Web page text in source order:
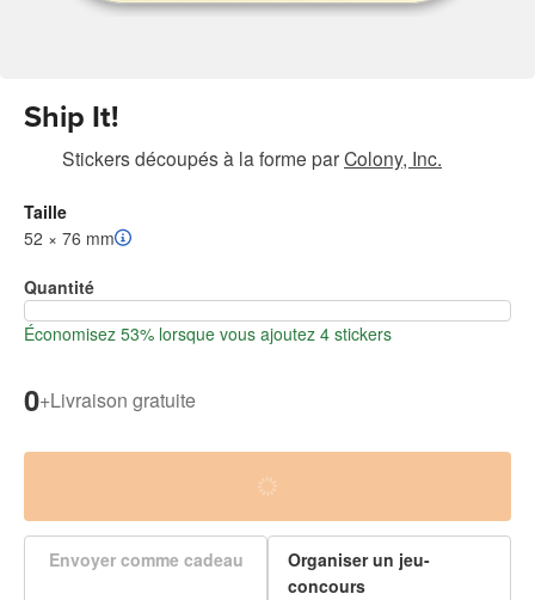
Ship It!
Stickers découpés à la forme parColony, Inc.
Taille
52 × 76 mm
Quantité
Économisez 53% lorsque vous ajoutez 4 stickers
0+Livraison gratuite
Envoyer comme cadeau
Organiser un jeu-
concours